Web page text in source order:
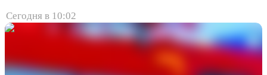
Сегодня в 10:02